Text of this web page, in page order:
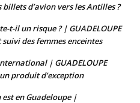
d’avion vers les Antilles ?
t-il un risque ? | GUADELOUPE
des femmes enceintes
| GUADELOUPE
produit d’exception
en Guadeloupe |